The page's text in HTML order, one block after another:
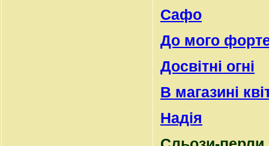
Сафо
До мого
Досвітні огні
В магазині
Надія